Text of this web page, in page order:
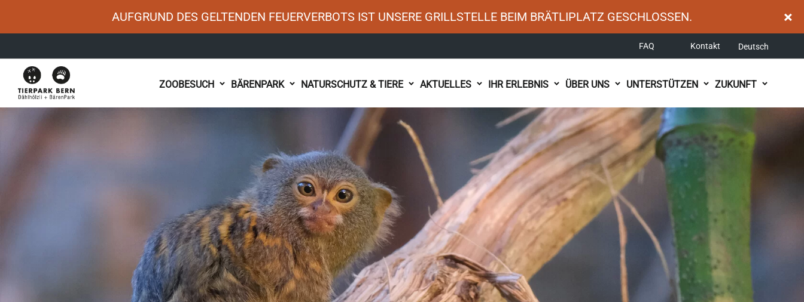
AUFGRUND DES GELTENDEN FEUERVERBOTS IST UNSERE GRILLSTELLE BEIM BRÄTLIPLATZ GESCHLOSSEN. ×
FAQ Kontakt Deutsch
navigation
ZOOBESUCH BÄRENPARK NATURSCHUTZ & TIERE AKTUELLES IHR ERLEBNIS ÜBER UNS UNTERSTÜTZEN ZUKUNFT